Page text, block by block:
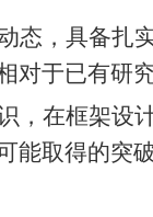
态，具备
于已有研
，在框架
能取得的突